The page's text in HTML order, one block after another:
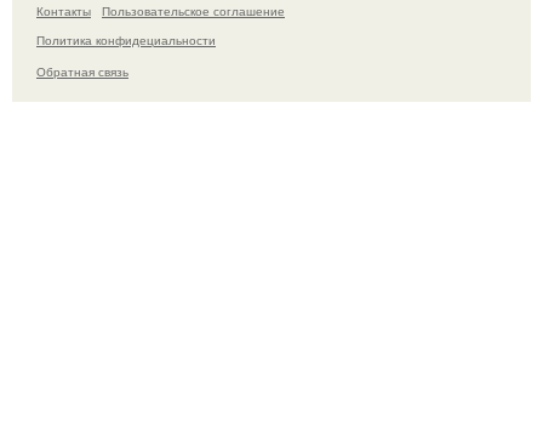
Контакты
Пользовательское соглашение
Политика конфидециальности
Обратная связь